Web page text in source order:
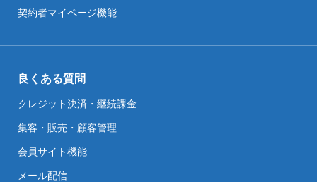
契約者マイページ機能
良くある質問
クレジット決済・継続課金
集客・販売・顧客管理
会員サイト機能
メール配信